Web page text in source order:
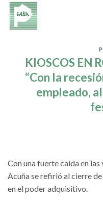
Saltar
contenido
KIOSCOS EN
“Con la
empleado,
Con una fuerte caída en
Acuña se refirió al cierre
en el poder adquisitivo.